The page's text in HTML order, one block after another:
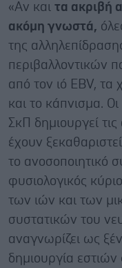
«Αν και τα ακριβή
ακόμη γνωστά,
της
περιβαλλοντικών
από τον ιό EBV, τα
και το κάπνισμα.
ΣκΠ δημιουργεί
έχουν
το ανοσοποιητικό
φυσιολογικός
των ιών και των
συστατικών του
αναγνωρίζει ως
δημιουργία